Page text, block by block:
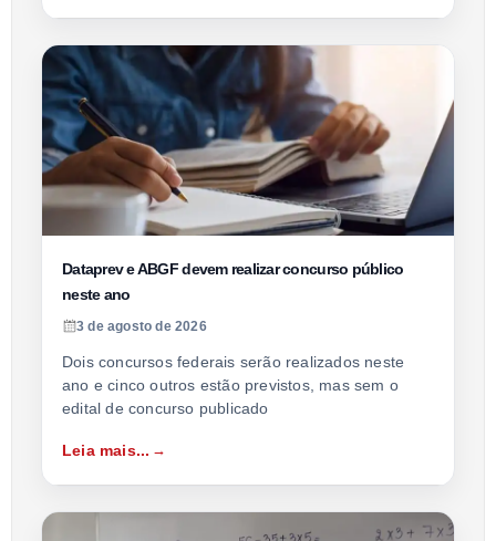
Dataprev e ABGF devem realizar concurso público
neste ano
3 de agosto de 2026
Dois concursos federais serão realizados neste
ano e cinco outros estão previstos, mas sem o
edital de concurso publicado
Leia mais...